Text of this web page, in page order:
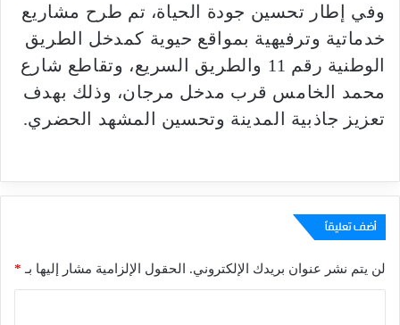
وفي إطار تحسين جودة الحياة، تم طرح مشاريع
خدماتية وترفيهية بمواقع حيوية كمدخل الطريق
الوطنية رقم 11 والطريق السريع، وتقاطع شارع
محمد الخامس قرب مدخل مرجان، وذلك بهدف
تعزيز جاذبية المدينة وتحسين المشهد الحضري.
أضف تعليقاً
لن يتم نشر عنوان بريدك الإلكتروني. الحقول الإلزامية مشار إليها بـ *